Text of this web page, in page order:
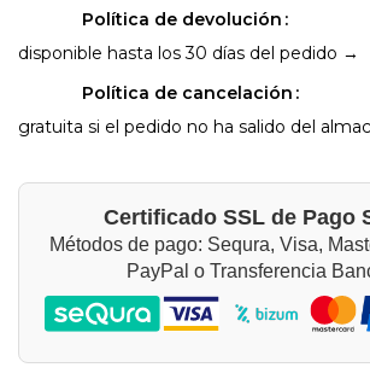
Política de devolución
disponible hasta los 30 días del pedido →
Política de cancelación
gratuita si el pedido no ha salido del
Certificado SSL de Pago
Métodos de pago: Sequra, Visa,
PayPal o Transferencia